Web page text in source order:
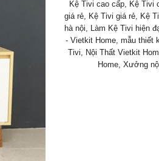
Kệ Tivi cao cấp, Kệ Tivi
giá rẻ, Kệ Tivi giá rẻ, Kệ
hà nội, Làm Kệ Tivi hiện
- Vietkit Home, mẫu thiết
Tivi, Nội Thất Vietkit
Home, Xưởng